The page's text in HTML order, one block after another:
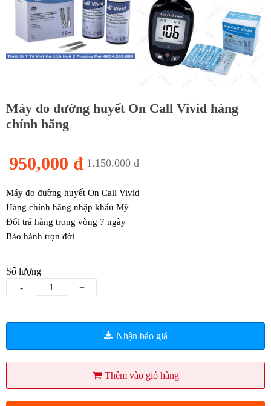
Máy đo đường huyết On Call Vivid hàng
chính hãng
950,000 đ 1.150.000 đ
Máy đo đường huyết On Call Vivid
Hàng chính hãng nhập khẩu Mỹ
Đổi trả hàng trong vòng 7 ngày
Bảo hành trọn đời
Số lượng
-
+
Nhận báo giá
Thêm vào giỏ hàng